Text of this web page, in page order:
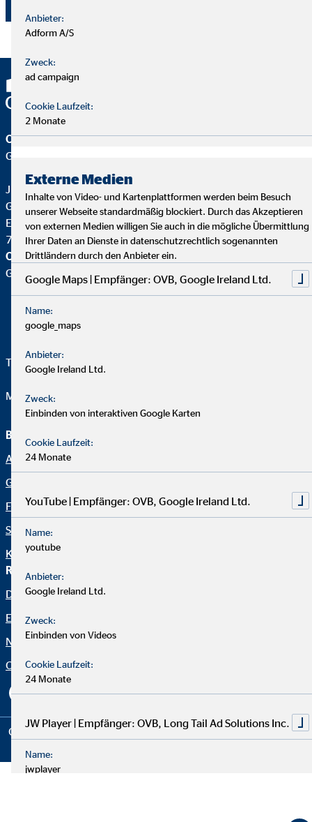
OVB Vermögensberatung AG
Geschäftsstelle | Waiblingen-Beinstein
Julian Gutt
Geschäftsstellenleiter für die OVB
Endersbacher Str. 49
71334 Waiblingen-Beinstein
OVB Vermögensberatung AG
Geschäftsstelle |
Telefon:+49 7151 691988 - 0
Mail:julian.gutt@ovb.de
Beraterseite
Altersvorsorge
Geldanlage und Sparplan
Familienabsicherung
Staatliche Förderungen
Krankenversicherung
Datenschutz
Rechtliche Hinweise
Datenschutz
Erklärung zur Barrierefreiheit
Netiquette
Cookie-Einstellungen
Copyright © 2026 by OVB Vermögensberatung AG | All Rights
Anbieter:
Adform A/S
Zweck:
ad campaign
Cookie Laufzeit:
2 Monate
Externe Medien
Inhalte von Video- und Kartenplattformen werden beim Besuch
unserer Webseite standardmäßig blockiert. Durch das Akzeptieren
von externen Medien willigen Sie auch in die mögliche Übermittlung
Ihrer Daten an Dienste in datenschutzrechtlich sogenannten
Drittländern durch den Anbieter ein.
Google Maps | Empfänger: OVB, Google Ireland Ltd.
Name:
google_maps
Anbieter:
Google Ireland Ltd.
Zweck:
Einbinden von interaktiven Google Karten
Cookie Laufzeit:
24 Monate
YouTube | Empfänger: OVB, Google Ireland Ltd.
Name:
youtube
Anbieter:
Google Ireland Ltd.
Zweck:
Einbinden von Videos
Cookie Laufzeit:
24 Monate
JW Player | Empfänger: OVB, Long Tail Ad Solutions Inc.
Name:
jwplayer